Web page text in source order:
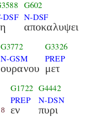
DSF
G602
N-DSF
αποκαλυψει
G3772
N-GSM
ουρανου
G3326
PREP
μετ
8
G1722
PREP
εν
G4442
N-DSN
πυρι